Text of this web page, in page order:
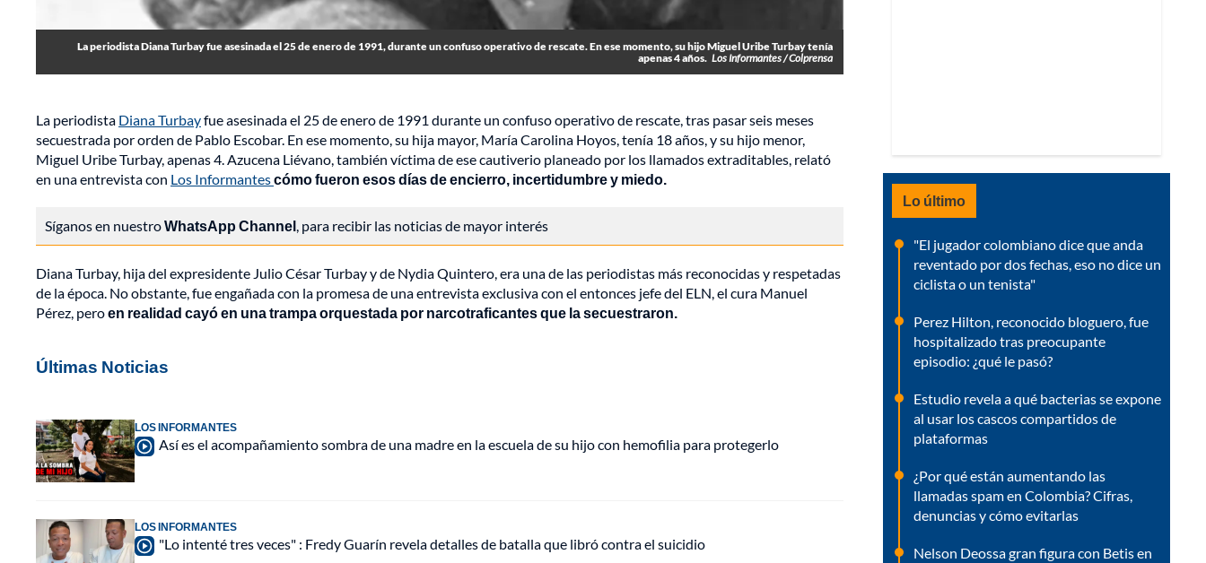
La periodista Diana Turbay fue asesinada el 25 de enero de 1991, durante un confuso operativo de rescate. En ese momento, su hijo Miguel Uribe Turbay tenía
apenas 4 años. Los Informantes / Colprensa
La periodista Diana Turbayfue asesinada el 25 de enero de 1991 durante un confuso operativo de rescate, tras pasar seis meses
secuestrada por orden de Pablo Escobar. En ese momento, su hija mayor, María Carolina Hoyos, tenía 18 años, y su hijo menor,
Miguel Uribe Turbay, apenas 4. Azucena Liévano, también víctima de ese cautiverio planeado por los llamados extraditables, relató
en una entrevista con Los Informantescómo fueron esos días de encierro, incertidumbre y miedo.
Síganos en nuestroWhatsApp Channel , para recibir las noticias de mayor interés
Diana Turbay, hija del expresidente Julio César Turbay y de Nydia Quintero, era una de las periodistas más reconocidas y respetadas
de la época. No obstante, fue engañada con la promesa de una entrevista exclusiva con el entonces jefe del ELN, el cura Manuel
Pérez, peroen realidad cayó en una trampa orquestada por narcotraficantes que la secuestraron.
Últimas Noticias
LOS INFORMANTES
Así es el acompañamiento sombra de una madre en la escuela de su hijo con hemofilia para protegerlo
LOS INFORMANTES
"Lo intenté tres veces" : Fredy Guarín revela detalles de batalla que libró contra el suicidio
Lo último
"El jugador colombiano dice que anda
reventado por dos fechas, eso no dice un
ciclista o un tenista"
Perez Hilton, reconocido bloguero, fue
hospitalizado tras preocupante
episodio: ¿qué le pasó?
Estudio revela a qué bacterias se expone
al usar los cascos compartidos de
plataformas
¿Por qué están aumentando las
llamadas spam en Colombia? Cifras,
denuncias y cómo evitarlas
Nelson Deossa gran figura con Betis en